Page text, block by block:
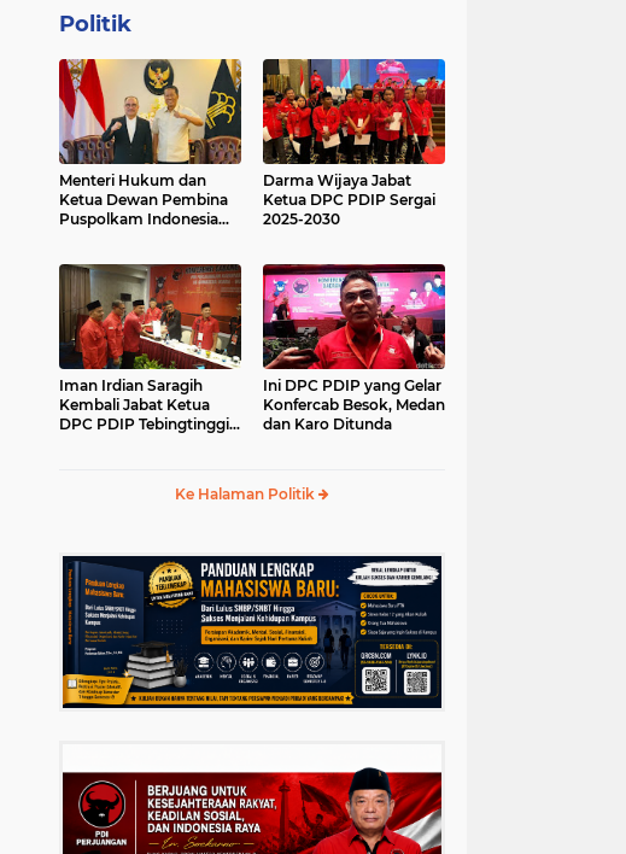
Politik
Menteri Hukum dan
Ketua Dewan Pembina
Puspolkam Indonesia
Beserta Agenda
Reformatif dan
Transformatif dalam
Pembangunan Negara
Hukum dan
Kelembagaan
Kementerian Hukum
Darma Wijaya Jabat
Ketua DPC PDIP Sergai
2025-2030
Iman Irdian Saragih
Kembali Jabat Ketua
DPC PDIP Tebingtinggi
Ini DPC PDIP yang Gelar
Konfercab Besok, Medan
dan Karo Ditunda
Ke Halaman Politik